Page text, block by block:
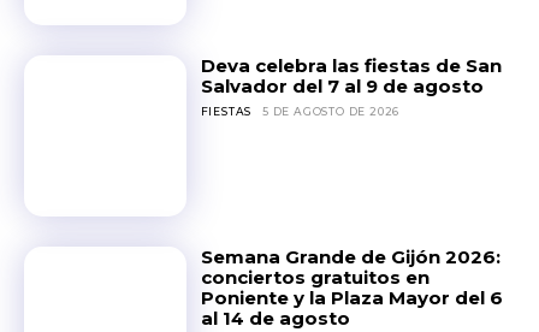
Deva celebra las fiestas de San
Salvador del 7 al 9 de agosto
FIESTAS 5 DE AGOSTO DE 2026
Semana Grande de Gijón 2026:
conciertos gratuitos en
Poniente y la Plaza Mayor del 6
al 14 de agosto